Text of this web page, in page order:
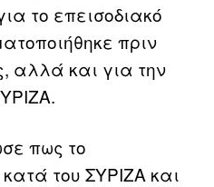
το επεισοδιακό
πριν
αλλά και για την
πως το
του ΣΥΡΙΖΑ και